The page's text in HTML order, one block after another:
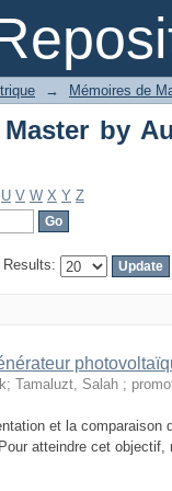
by
→ Mémoires de
by
U V W X Y Z
Results:
; Tamaluzt, Salah ;
et la
atteindre cet